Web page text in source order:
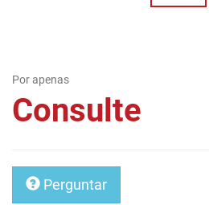
Por apenas
Consulte
Perguntar